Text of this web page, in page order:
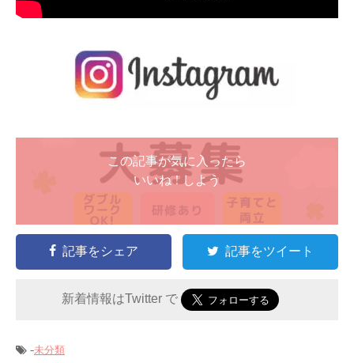
この記事が気に入ったら
いいね ! しよう
記事をシェア 記事をツイート
新着情報はTwitter で
-未分類